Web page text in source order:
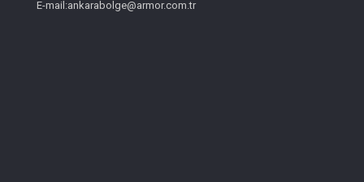
E-mail:ankarabolge@armor.com.tr